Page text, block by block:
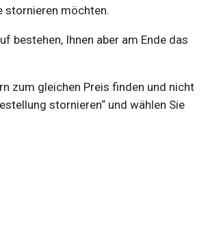
stornieren möchten.
bestehen, Ihnen aber am Ende das
zum gleichen Preis finden und nicht
stornieren“ und wählen Sie